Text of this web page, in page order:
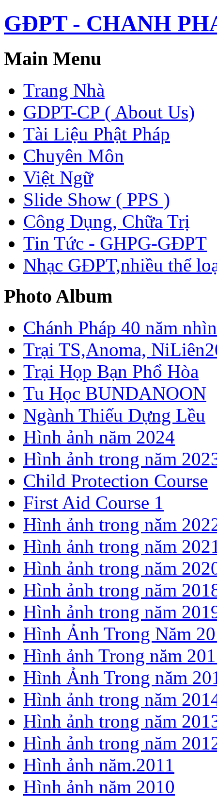
GĐPT - CHANH
Main Menu
Trang Nhà
GDPT-CP ( About Us)
Tài Liệu Phật Pháp
Chuyên Môn
Việt Ngữ
Slide Show ( PPS )
Công Dụng, Chữa Trị
Tin Tức - GHPG-GĐPT
Nhạc GĐPT,nhiều thể
Photo Album
Chánh Pháp 40 năm
Trại TS,Anoma,
Trại Họp Bạn Phổ Hòa
Tu Học BUNDANOON
Ngành Thiếu Dựng Lều
Hình ảnh năm 2024
Hình ảnh trong năm
Child Protection Course
First Aid Course 1
Hình ảnh trong năm
Hình ảnh trong năm
Hình ảnh trong năm
Hình ảnh trong năm
Hình ảnh trong năm
Hình Ảnh Trong Năm
Hình ảnh Trong năm
Hình Ảnh Trong năm
Hình ảnh trong năm
Hình ảnh trong năm
Hình ảnh trong năm
Hình ảnh năm.2011
Hình ảnh năm 2010